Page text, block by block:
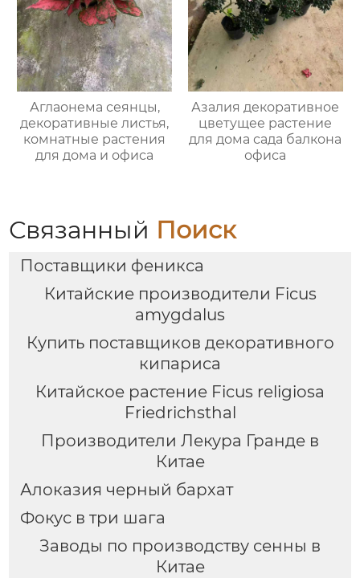
Аглаонема сеянцы,
декоративные листья,
комнатные растения
для дома и офиса
Азалия декоративное
цветущее растение
для дома сада балкона
офиса
Связанный Поиск
Поставщики феникса
Китайские производители Ficus
amygdalus
Купить поставщиков декоративного
кипариса
Китайское растение Ficus religiosa
Friedrichsthal
Производители Лекура Гранде в
Китае
Алоказия черный бархат
Фокус в три шага
Заводы по производству сенны в
Китае